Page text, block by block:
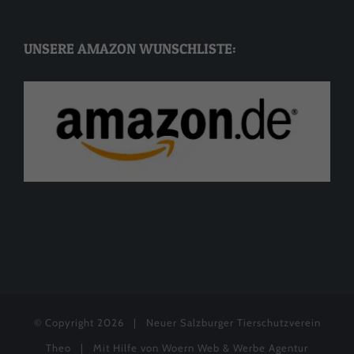
UNSERE AMAZON WUNSCHLISTE:
© Copyright 2026 | Neuer Salzburger Tierschutzverein
Theo | Mit Hilfe von Woern Web & Werbe Agentur